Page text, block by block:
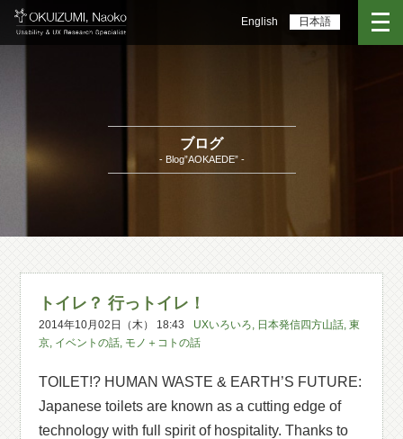
English 日本語
ブログ
- Blog”AOKAEDE” -
トイレ？ 行っトイレ！
2014年10月02日（木） 18:43 UXいろいろ, 日本発信四方山話,東
京, イベントの話, モノ＋コトの話
TOILET!? HUMAN WASTE & EARTH’S FUTURE:
Japanese toilets are known as a cutting edge of
technology with full spirit of hospitality. Thanks to